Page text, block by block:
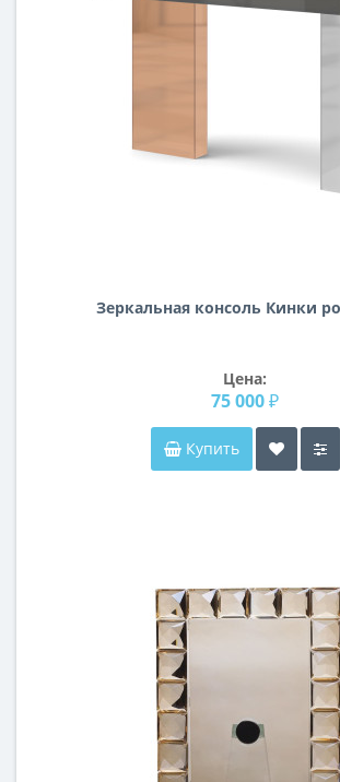
Зеркальная консоль Кинки
Цена:
75 000 ₽
Купить